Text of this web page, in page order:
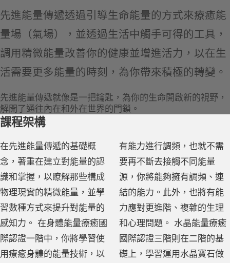
先進能量傳遞透過引導生命能量的方式來療癒能
量場（氣場），並透過生活中觸手可得的工具，
調用精微能量改善你的健康並增進活力，以在生
活需要更多能量的時刻，為你帶來積極的轉變。
先進能量傳遞就像是一把鑰匙，為你的生命開啟新的視野，
解開了通往內在和外在世界的門鎖。
課程架構
在先進能量傳遞的基礎概
念，著重在建立對能量的認
識和掌握，以瞭解那些構成
物理現實的精微能量，並學
習數種方式來提升對能量的
感知力。 在身體能量療癒國
際認證一階中，你將學習使
用療癒身體的能量技術，以
有能力進行調頻，也就不需
要再不斷去接觸不同能量
源，你將能夠擁有調頻、連
結的能力。此外，也將有能
力應對更進階、複雜的生理
和心理問題。 水晶能量療癒
國際認證三階則在二階的基
礎上，學習運用水晶寶石做